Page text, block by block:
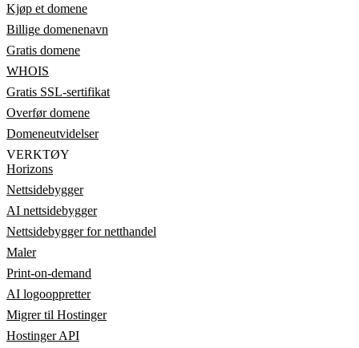
Kjøp et domene
Billige domenenavn
Gratis domene
WHOIS
Gratis SSL-sertifikat
Overfør domene
Domeneutvidelser
VERKTØY
Horizons
Nettsidebygger
AI nettsidebygger
Nettsidebygger for netthandel
Maler
Print-on-demand
AI logooppretter
Migrer til Hostinger
Hostinger API